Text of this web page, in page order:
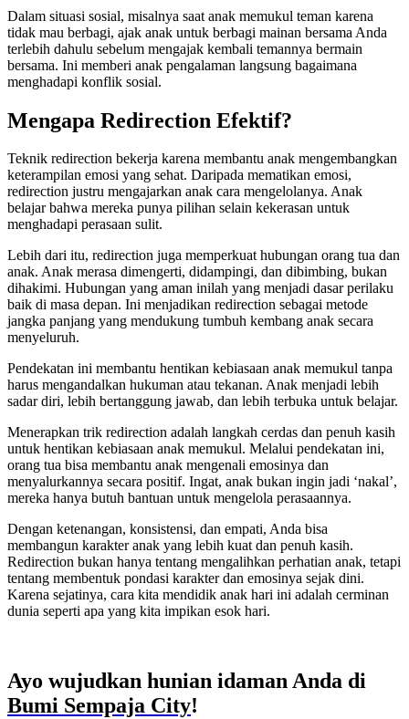
Dalam situasi sosial, misalnya saat anak memukul teman karena
tidak mau berbagi, ajak anak untuk berbagi mainan bersama Anda
terlebih dahulu sebelum mengajak kembali temannya bermain
bersama. Ini memberi anak pengalaman langsung bagaimana
menghadapi konflik sosial.
Mengapa Redirection Efektif?
Teknik redirection bekerja karena membantu anak mengembangkan
keterampilan emosi yang sehat. Daripada mematikan emosi,
redirection justru mengajarkan anak cara mengelolanya. Anak
belajar bahwa mereka punya pilihan selain kekerasan untuk
menghadapi perasaan sulit.
Lebih dari itu, redirection juga memperkuat hubungan orang tua dan
anak. Anak merasa dimengerti, didampingi, dan dibimbing, bukan
dihakimi. Hubungan yang aman inilah yang menjadi dasar perilaku
baik di masa depan. Ini menjadikan redirection sebagai metode
jangka panjang yang mendukung tumbuh kembang anak secara
menyeluruh.
Pendekatan ini membantu hentikan kebiasaan anak memukul tanpa
harus mengandalkan hukuman atau tekanan. Anak menjadi lebih
sadar diri, lebih bertanggung jawab, dan lebih terbuka untuk belajar.
Menerapkan trik redirection adalah langkah cerdas dan penuh kasih
untuk hentikan kebiasaan anak memukul. Melalui pendekatan ini,
orang tua bisa membantu anak mengenali emosinya dan
menyalurkannya secara positif. Ingat, anak bukan ingin jadi ‘nakal’,
mereka hanya butuh bantuan untuk mengelola perasaannya.
Dengan ketenangan, konsistensi, dan empati, Anda bisa
membangun karakter anak yang lebih kuat dan penuh kasih.
Redirection bukan hanya tentang mengalihkan perhatian anak, tetapi
tentang membentuk pondasi karakter dan emosinya sejak dini.
Karena sejatinya, cara kita mendidik anak hari ini adalah cerminan
dunia seperti apa yang kita impikan esok hari.
Ayo wujudkan hunian idaman Anda di
Bumi Sempaja City!